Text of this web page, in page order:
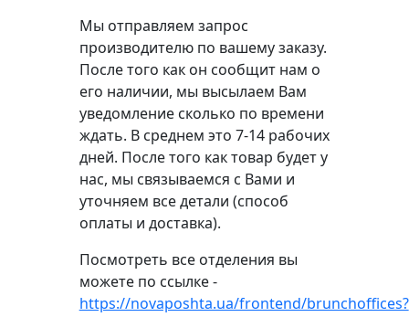
Мы отправляем запрос
производителю по вашему заказу.
После того как он сообщит нам о
его наличии, мы высылаем Вам
уведомление сколько по времени
ждать. В среднем это 7-14 рабочих
дней. После того как товар будет у
нас, мы связываемся с Вами и
уточняем все детали (способ
оплаты и доставка).
Посмотреть все отделения вы
можете по ссылке -
https://novaposhta.ua/frontend/brunchoffices?